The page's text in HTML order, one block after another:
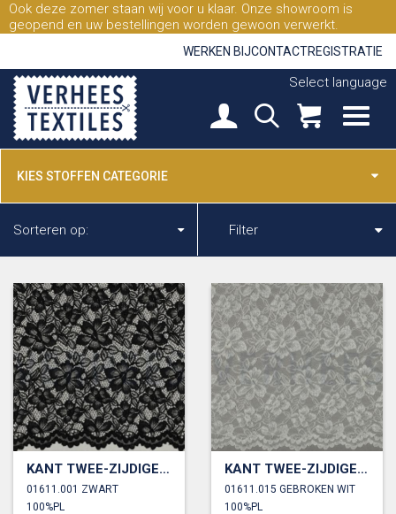
Ook deze zomer staan wij voor u klaar. Onze showroom is
geopend en uw bestellingen worden gewoon verwerkt.
WERKEN BIJCONTACTREGISTRATIE
Select language
KIES STOFFEN CATEGORIE
Sorteren op: Filter
KANT TWEE-ZIJDIGE GOLFRAND
01611.001 ZWART
100%PL
KANT TWEE-ZIJDIGE GOLFRAND
01611.015 GEBROKEN WIT
100%PL